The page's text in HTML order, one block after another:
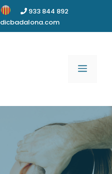
933 844 892
Menu